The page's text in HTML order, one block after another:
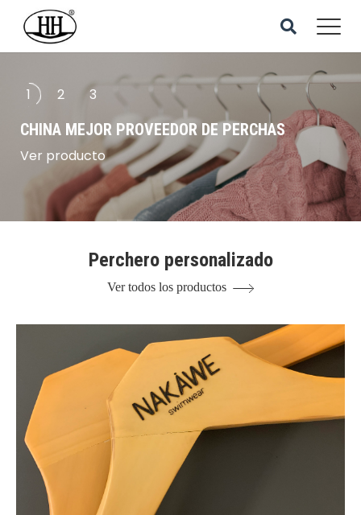
CHINA MEJOR PROVEEDOR DE PERCHAS
Ver producto
1 2 3
Perchero personalizado
Ver todos los productos
ESTILO DE PERCHA
CUSTOM-regular hanger set